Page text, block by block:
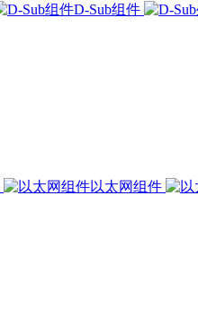
D-Sub组件
以太网组件